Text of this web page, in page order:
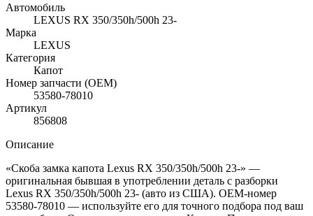
Автомобиль
LEXUS RX 350/350h/500h 23-
Марка
LEXUS
Категория
Капот
Номер запчасти (OEM)
53580-78010
Артикул
856808
Описание
«Скоба замка капота Lexus RX 350/350h/500h 23-» —
оригинальная бывшая в употреблении деталь с разборки
Lexus RX 350/350h/500h 23- (авто из США). OEM-номер
53580-78010 — используйте его для точного подбора под ваш